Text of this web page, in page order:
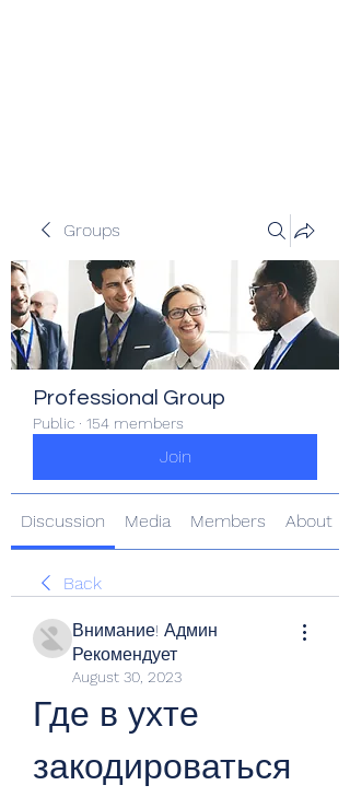
Groups
Professional Group
Public · 154 members
Join
Discussion Media Members About
Back
Внимание! Админ
Рекомендует
August 30, 2023
Где в ухте
закодироваться